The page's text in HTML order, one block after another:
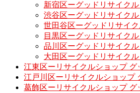
新宿区ーグッドリサイク
渋谷区ーグッドリサイク
世田谷区ーグッドリサイ
目黒区ーグッドリサイク
品川区ーグッドリサイク
大田区ーグッドリサイク
江東区ーリサイクルショップ
江戸川区ーリサイクルショップ
葛飾区ーリサイクルショップ